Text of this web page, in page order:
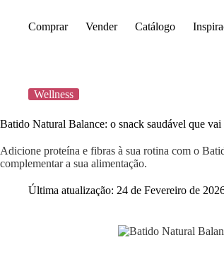
Comprar Vender Catálogo
Wellness
Batido Natural Balance: o snack saudável que vai
Adicione proteína e fibras à sua rotina com o
complementar a sua alimentação.
Última atualização: 24 de Fevereiro de